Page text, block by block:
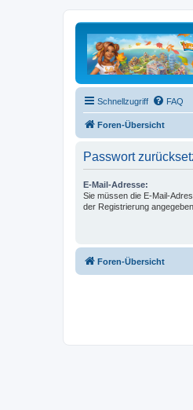
Schnellzugriff FAQ
Foren-Übersicht
Passwort
E-Mail-Adresse:
Sie müssen die E-Mail-
der Registrierung
Foren-Übersicht